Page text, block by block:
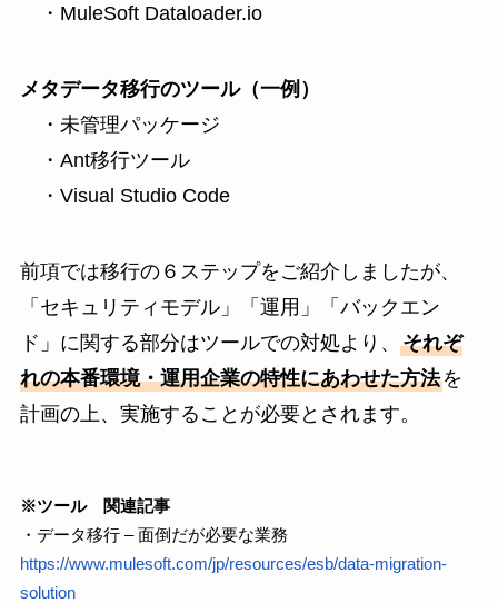
・MuleSoft Dataloader.io
メタデータ移行のツール（一例）
・未管理パッケージ
・Ant移行ツール
・Visual Studio Code
前項では移行の６ステップをご紹介しましたが、
「セキュリティモデル」「運用」「バックエン
ド」に関する部分はツールでの対処より、 それぞ
れの本番環境・運用企業の特性にあわせた方法を
計画の上、実施することが必要とされます。
※ツール 関連記事
・データ移行 – 面倒だが必要な業務
https://www.mulesoft.com/jp/resources/esb/data-migration-
solution